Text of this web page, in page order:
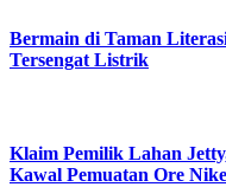
Bermain di Taman
Tersengat Listrik
Klaim Pemilik Lahan
Kawal Pemuatan Ore